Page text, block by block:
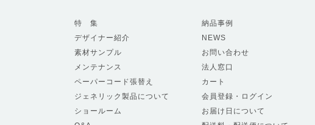
特 集
デザイナー紹介
素材サンプル
メンテナンス
ペーパーコード張替え
ジェネリック製品について
ショールーム
納品事例
NEWS
お問い合わせ
法人窓口
カート
会員登録・ログイン
お届け日について